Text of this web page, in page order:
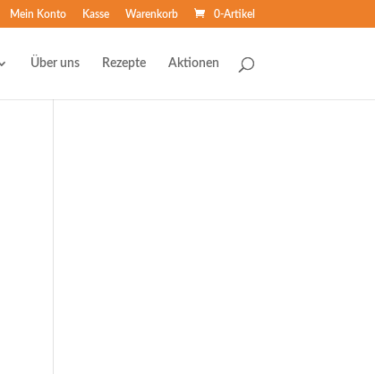
Mein Konto Kasse Warenkorb 0-Artikel
Über uns Rezepte Aktionen